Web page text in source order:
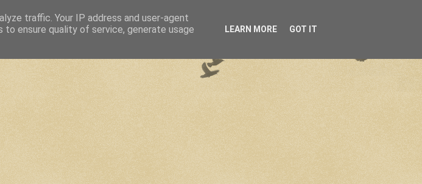
traffic. Your IP address and user-agent
ensure quality of service, generate usage
LEARN MORE GOT IT